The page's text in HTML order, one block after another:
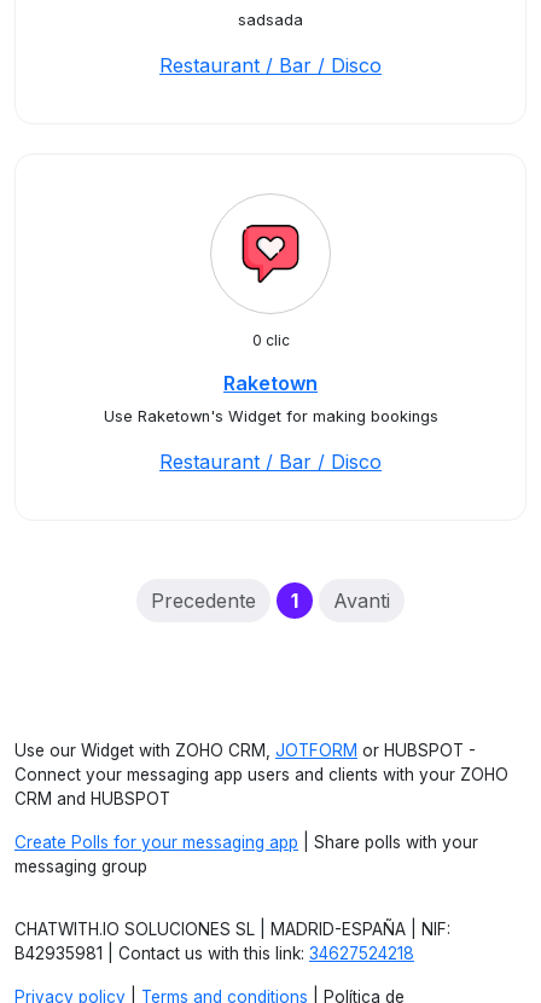
sadsada
Restaurant / Bar / Disco
0 clic
Raketown
Use Raketown's Widget for making bookings
Restaurant / Bar / Disco
Precedente 1(current)
Avanti
Use our Widget with ZOHO CRM, JOTFORM or HUBSPOT -
Connect your messaging app users and clients with your ZOHO
CRM and HUBSPOT
Create Polls for your messaging app | Share polls with your
messaging group
CHATWITH.IO SOLUCIONES SL | MADRID-ESPAÑA | NIF:
B42935981 | Contact us with this link: 34627524218
Privacy policy Terms and conditions | Política de